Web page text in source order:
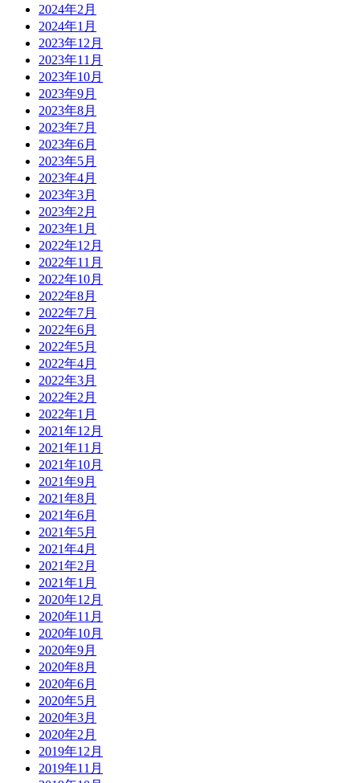
2024年2月
2024年1月
2023年12月
2023年11月
2023年10月
2023年9月
2023年8月
2023年7月
2023年6月
2023年5月
2023年4月
2023年3月
2023年2月
2023年1月
2022年12月
2022年11月
2022年10月
2022年8月
2022年7月
2022年6月
2022年5月
2022年4月
2022年3月
2022年2月
2022年1月
2021年12月
2021年11月
2021年10月
2021年9月
2021年8月
2021年6月
2021年5月
2021年4月
2021年2月
2021年1月
2020年12月
2020年11月
2020年10月
2020年9月
2020年8月
2020年6月
2020年5月
2020年3月
2020年2月
2019年12月
2019年11月